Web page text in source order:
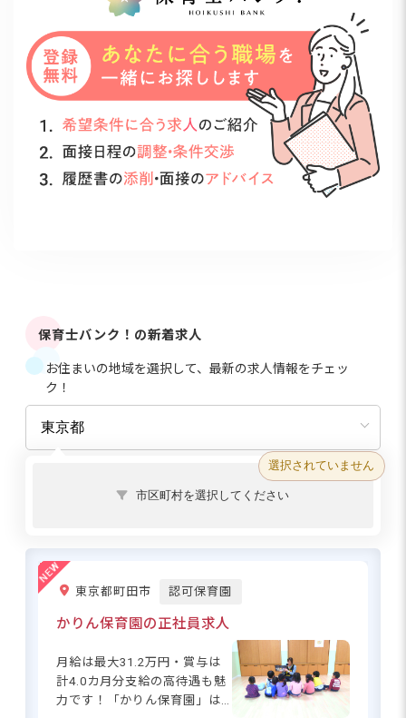
保育士バンク！の新着求人
お住まいの地域を選択して、最新の求人情報をチェッ
ク！
選択されていません
市区町村を選択してください
東京都町田市 認可保育園
かりん保育園の正社員求人
月給は最大31.2万円・賞与は
計4.0カ月分支給の高待遇も魅
力です！「かりん保育園」は